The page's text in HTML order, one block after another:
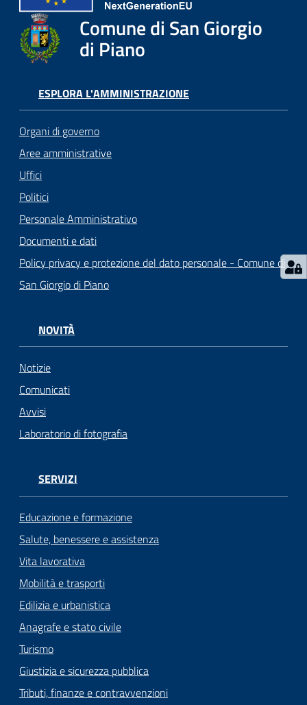
Tutti
gli
argomenti...
Seguici
su
Comune di San Giorgio
di Piano
ESPLORA L'AMMINISTRAZIONE
Organi di governo
Aree amministrative
Uffici
Politici
Personale Amministrativo
Documenti e dati
Policy privacy e protezione del dato personale - Comune di
San Giorgio di Piano
NOVITÀ
Notizie
Comunicati
Avvisi
Laboratorio di fotografia
SERVIZI
Educazione e formazione
Salute, benessere e assistenza
Vita lavorativa
Mobilità e trasporti
Edilizia e urbanistica
Anagrafe e stato civile
Turismo
Giustizia e sicurezza pubblica
Tributi, finanze e contravvenzioni